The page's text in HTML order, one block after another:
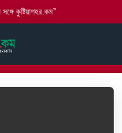
কুষ্টিয়াশহর.কম”